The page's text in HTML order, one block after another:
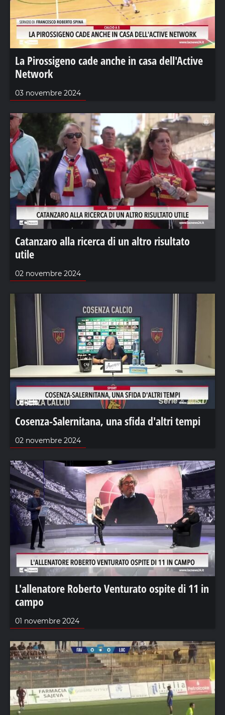
La Pirossigeno cade anche in casa dell'Active
Network
03 novembre 2024
Catanzaro alla ricerca di un altro risultato
utile
02 novembre 2024
Cosenza-Salernitana, una sfida d'altri tempi
02 novembre 2024
L'allenatore Roberto Venturato ospite di 11 in
campo
01 novembre 2024